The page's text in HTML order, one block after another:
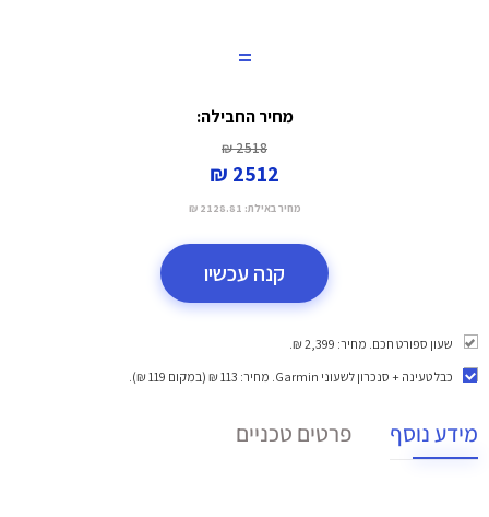
=
מחיר החבילה:
2518 ₪
2512 ₪
מחיר באילת: 2128.81 ₪
קנה עכשיו
שעון ספורט חכם. מחיר: 2,399 ₪.
כבל טעינה + סנכרון לשעוני Garmin
. מחיר: 113 ₪ (במקום 119 ₪).
מידע נוסף פרטים טכניים